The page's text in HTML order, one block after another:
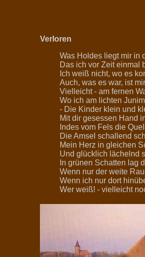
Verloren
Was Holdes liegt mir in
Das ich vor Zeit einmal
Ich weiß nicht, wo es
Auch, was es war, ist
Vielleicht - am fernen
Wo ich am lichten
- Die Kinder klein und
Mit dir gesessen Hand
Indes vom Fels die
Die Amsel schallend
Mein Herz in gleichen
Und glücklich lächelnd
In grünen Schatten lag
Wenn nur der weite
Wenn ich nur dort
Wer weiß! - vielleicht